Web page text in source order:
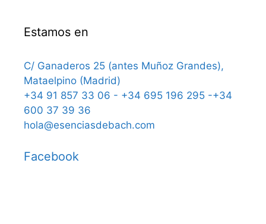
Estamos en
C/ Ganaderos 25 (antes Muñoz Grandes),
Mataelpino (Madrid)
+34 91 857 33 06 - +34 695 196 295 -+34
600 37 39 36
hola@esenciasdebach.com
Facebook